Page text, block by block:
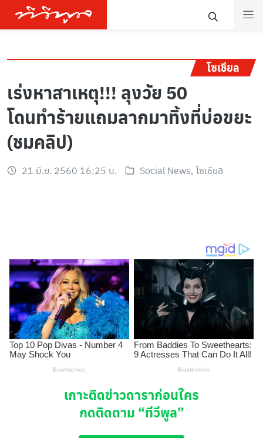
โซเชียล
เร่งหาสาเหตุ!!! ลุงวัย 50
โดนทำร้ายแถมลากมาทิ้งที่บ่อขยะ
(ชมคลิป)
21 มิ.ย. 2560 16:25 น. Social News, โซเชียล
เกาะติดข่าวดาราก่อนใคร
กดติดตาม “ทีวีพูล”